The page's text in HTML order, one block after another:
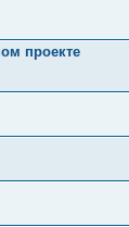
проекте